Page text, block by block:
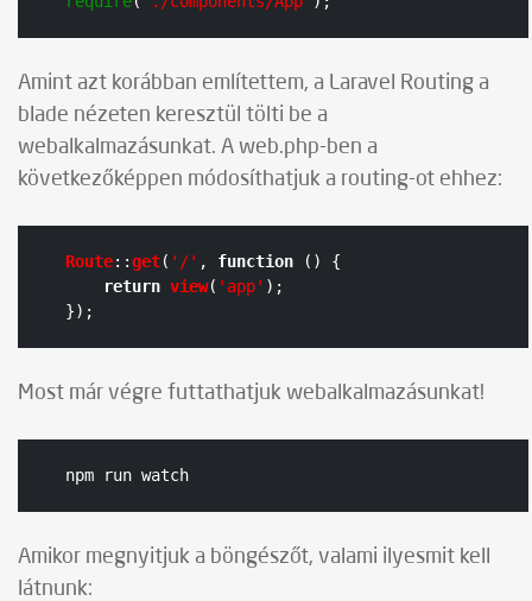
Amint azt korábban említettem, a Laravel Routing a
blade nézeten keresztül tölti be a
webalkalmazásunkat. A web.php-ben a
következőképpen módosíthatjuk a routing-ot ehhez:
Route::get( '/' , function ( ) {
return view( 'app' );
});
Most már végre futtathatjuk webalkalmazásunkat!
npm run watch
Amikor megnyitjuk a böngészőt, valami ilyesmit kell
látnunk: